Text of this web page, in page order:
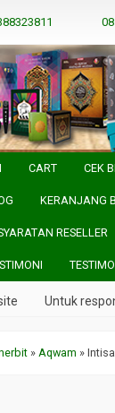
CART CEK
KERANJANG
RESELLER
Untuk respon
»Aqwam »